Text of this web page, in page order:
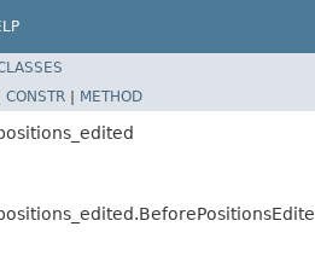
CONSTR | METHOD